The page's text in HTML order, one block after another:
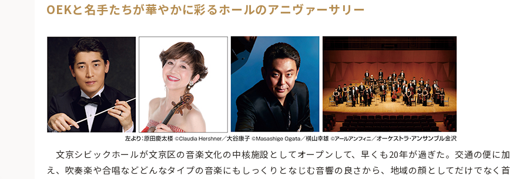
OEKと名手たちが華やかに彩るホールのアニヴァーサリー
文京シビックホールが文京区の音楽文化の中核施設としてオープンして、早くも20年が過ぎた。交通の便に加
え、吹奏楽や合唱などどんなタイプの音楽にもしっくりとなじむ音響の良さから、地域の顔としてだけでなく首